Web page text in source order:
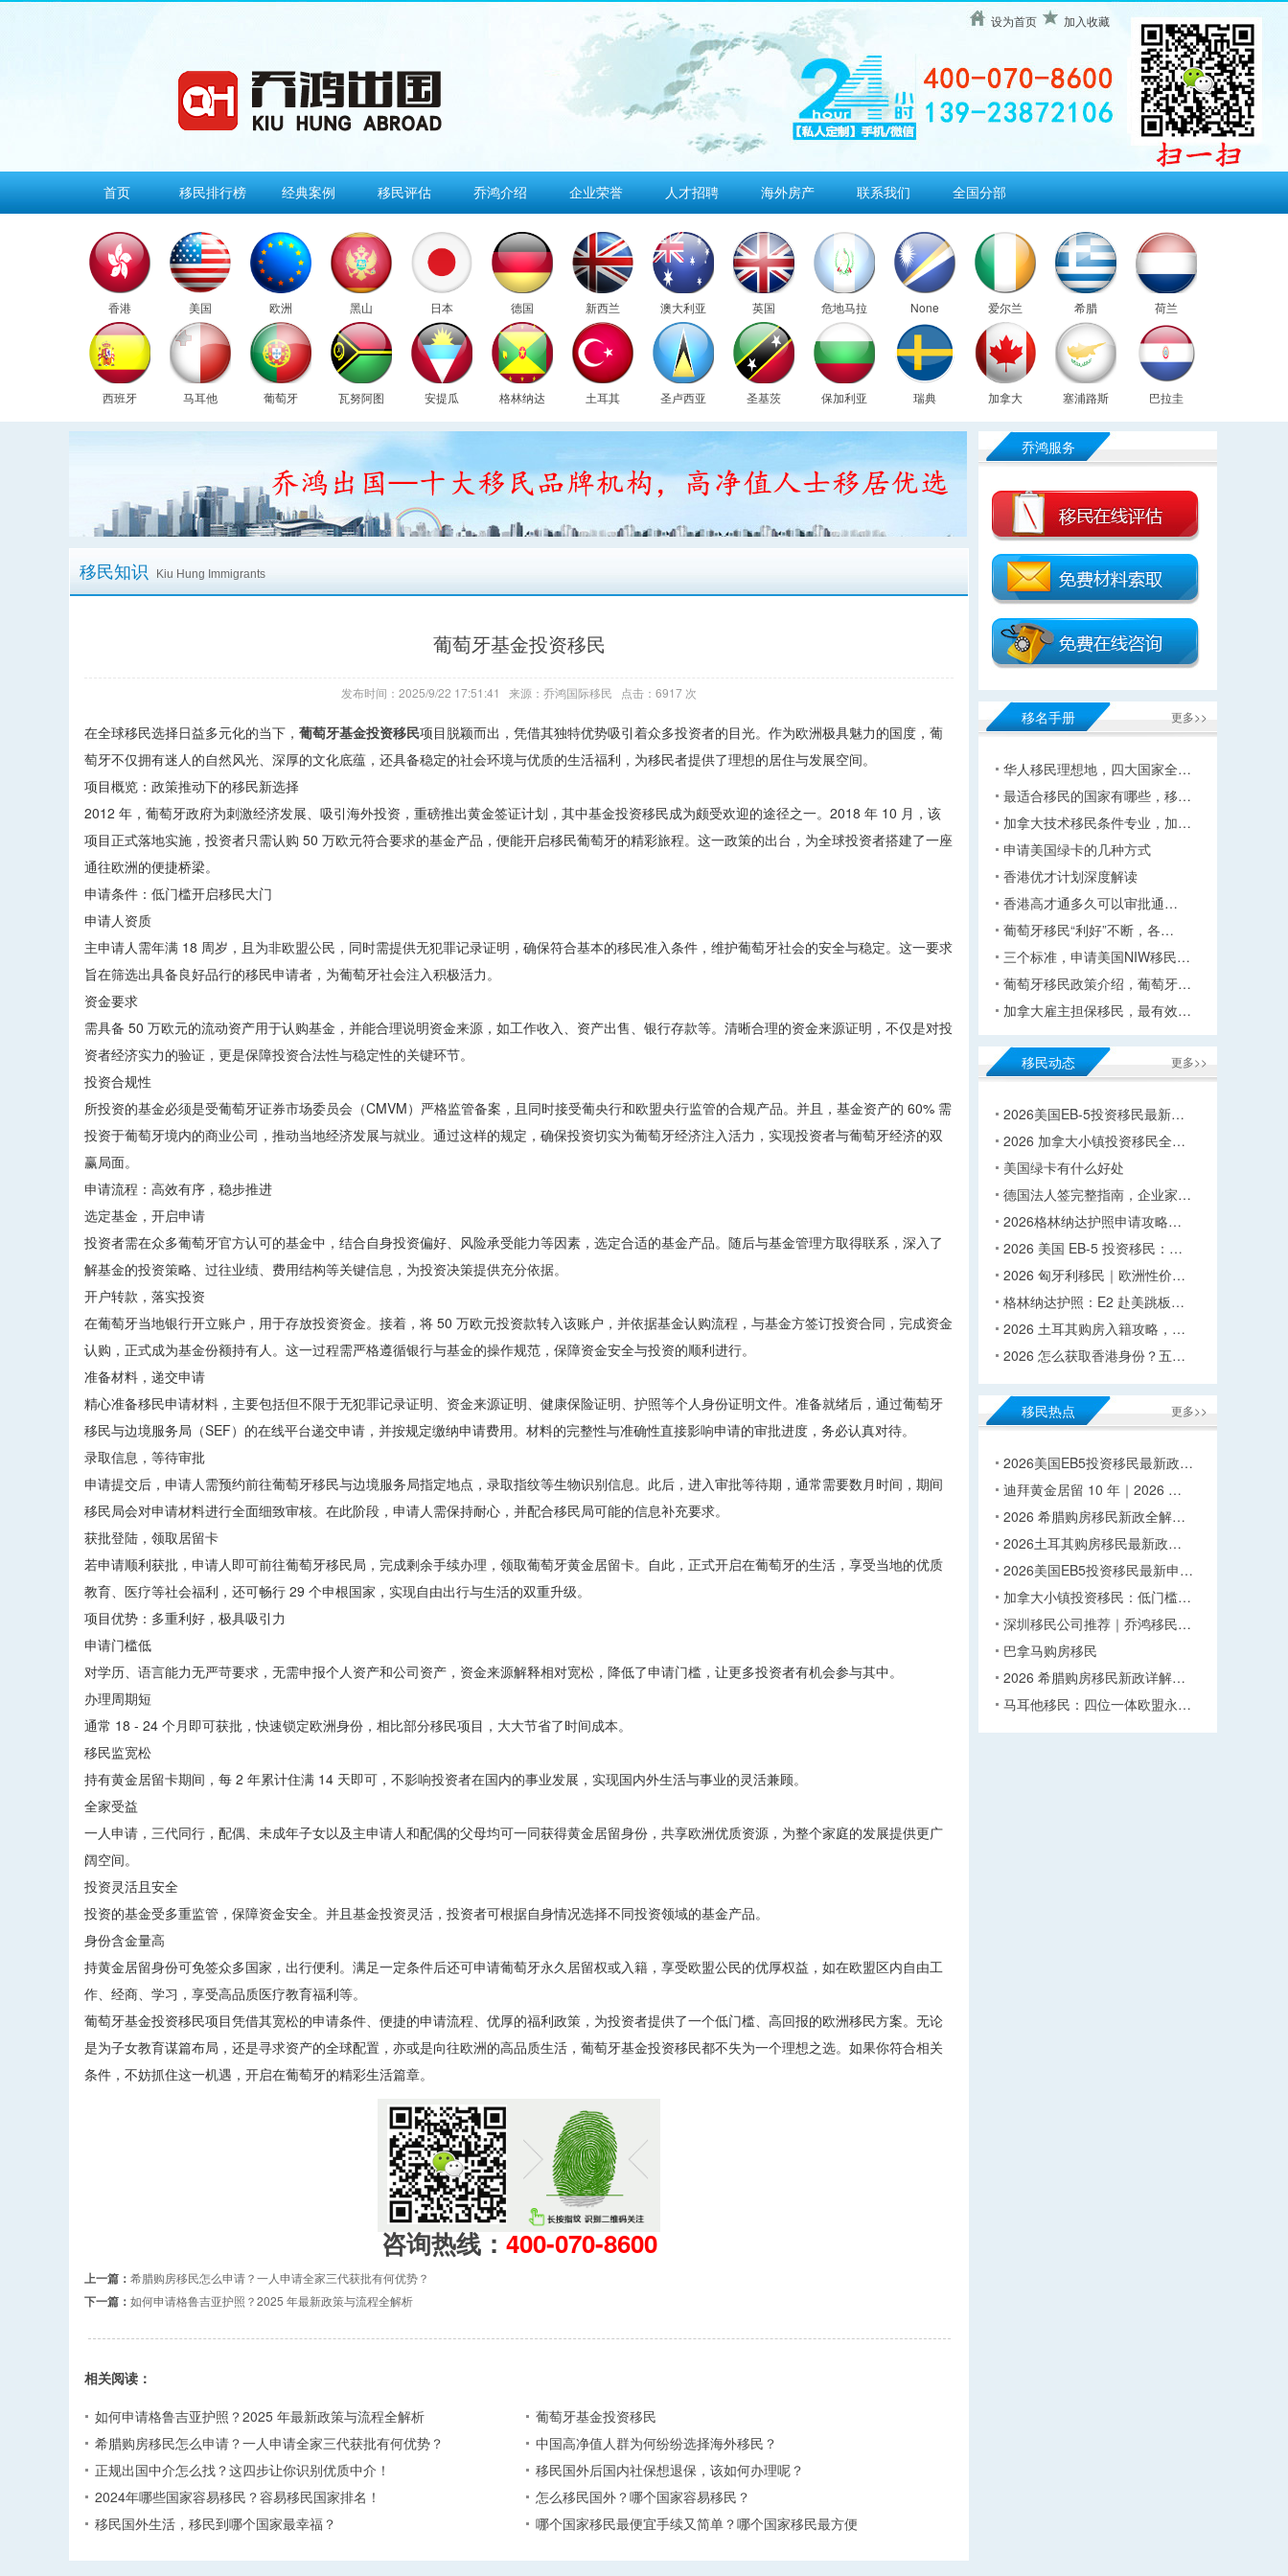
设为首页 加入收藏
首页 移民排行榜 经典案例 移民评估 乔鸿介绍 企业荣誉 人才招聘 海外房产 联系我们 全国分部
香港 美国 欧洲 黑山 日本 德国 新西兰 澳大利亚 英国 危地马拉 None 爱尔兰 希腊 荷兰
西班牙 马耳他 葡萄牙 瓦努阿图 安提瓜 格林纳达 土耳其 圣卢西亚 圣基茨 保加利亚 瑞典 加拿大 塞浦路斯 巴拉圭
移民知识 Kiu Hung Immigrants
葡萄牙基金投资移民
发布时间：2025/9/22 17:51:41 来源：乔鸿国际移民 点击：6917 次
在全球移民选择日益多元化的当下， 葡萄牙基金投资移民项目脱颖而出，凭借其独特优势吸引着众多投资者的目光。作为欧洲极具魅力的国度，葡
萄牙不仅拥有迷人的自然风光、深厚的文化底蕴，还具备稳定的社会环境与优质的生活福利，为移民者提供了理想的居住与发展空间。
项目概览：政策推动下的移民新选择
2012 年，葡萄牙政府为刺激经济发展、吸引海外投资，重磅推出黄金签证计划，其中基金投资移民成为颇受欢迎的途径之一。2018 年 10 月，该
项目正式落地实施，投资者只需认购 50 万欧元符合要求的基金产品，便能开启移民葡萄牙的精彩旅程。这一政策的出台，为全球投资者搭建了一座
通往欧洲的便捷桥梁。
申请条件：低门槛开启移民大门
申请人资质
主申请人需年满 18 周岁，且为非欧盟公民，同时需提供无犯罪记录证明，确保符合基本的移民准入条件，维护葡萄牙社会的安全与稳定。这一要求
旨在筛选出具备良好品行的移民申请者，为葡萄牙社会注入积极活力。
资金要求
需具备 50 万欧元的流动资产用于认购基金，并能合理说明资金来源，如工作收入、资产出售、银行存款等。清晰合理的资金来源证明，不仅是对投
资者经济实力的验证，更是保障投资合法性与稳定性的关键环节。
投资合规性
所投资的基金必须是受葡萄牙证券市场委员会（CMVM）严格监管备案，且同时接受葡央行和欧盟央行监管的合规产品。并且，基金资产的 60% 需
投资于葡萄牙境内的商业公司，推动当地经济发展与就业。通过这样的规定，确保投资切实为葡萄牙经济注入活力，实现投资者与葡萄牙经济的双
赢局面。
申请流程：高效有序，稳步推进
选定基金，开启申请
投资者需在众多葡萄牙官方认可的基金中，结合自身投资偏好、风险承受能力等因素，选定合适的基金产品。随后与基金管理方取得联系，深入了
解基金的投资策略、过往业绩、费用结构等关键信息，为投资决策提供充分依据。
开户转款，落实投资
在葡萄牙当地银行开立账户，用于存放投资资金。接着，将 50 万欧元投资款转入该账户，并依据基金认购流程，与基金方签订投资合同，完成资金
认购，正式成为基金份额持有人。这一过程需严格遵循银行与基金的操作规范，保障资金安全与投资的顺利进行。
准备材料，递交申请
精心准备移民申请材料，主要包括但不限于无犯罪记录证明、资金来源证明、健康保险证明、护照等个人身份证明文件。准备就绪后，通过葡萄牙
移民与边境服务局（SEF）的在线平台递交申请，并按规定缴纳申请费用。材料的完整性与准确性直接影响申请的审批进度，务必认真对待。
录取信息，等待审批
申请提交后，申请人需预约前往葡萄牙移民与边境服务局指定地点，录取指纹等生物识别信息。此后，进入审批等待期，通常需要数月时间，期间
移民局会对申请材料进行全面细致审核。在此阶段，申请人需保持耐心，并配合移民局可能的信息补充要求。
获批登陆，领取居留卡
若申请顺利获批，申请人即可前往葡萄牙移民局，完成剩余手续办理，领取葡萄牙黄金居留卡。自此，正式开启在葡萄牙的生活，享受当地的优质
教育、医疗等社会福利，还可畅行 29 个申根国家，实现自由出行与生活的双重升级。
项目优势：多重利好，极具吸引力
申请门槛低
对学历、语言能力无严苛要求，无需申报个人资产和公司资产，资金来源解释相对宽松，降低了申请门槛，让更多投资者有机会参与其中。
办理周期短
通常 18 - 24 个月即可获批，快速锁定欧洲身份，相比部分移民项目，大大节省了时间成本。
移民监宽松
持有黄金居留卡期间，每 2 年累计住满 14 天即可，不影响投资者在国内的事业发展，实现国内外生活与事业的灵活兼顾。
全家受益
一人申请，三代同行，配偶、未成年子女以及主申请人和配偶的父母均可一同获得黄金居留身份，共享欧洲优质资源，为整个家庭的发展提供更广
阔空间。
投资灵活且安全
投资的基金受多重监管，保障资金安全。并且基金投资灵活，投资者可根据自身情况选择不同投资领域的基金产品。
身份含金量高
持黄金居留身份可免签众多国家，出行便利。满足一定条件后还可申请葡萄牙永久居留权或入籍，享受欧盟公民的优厚权益，如在欧盟区内自由工
作、经商、学习，享受高品质医疗教育福利等。
葡萄牙基金投资移民项目凭借其宽松的申请条件、便捷的申请流程、优厚的福利政策，为投资者提供了一个低门槛、高回报的欧洲移民方案。无论
是为子女教育谋篇布局，还是寻求资产的全球配置，亦或是向往欧洲的高品质生活，葡萄牙基金投资移民都不失为一个理想之选。如果你符合相关
条件，不妨抓住这一机遇，开启在葡萄牙的精彩生活篇章。 ​
咨询热线： 400-070-8600
上一篇： 希腊购房移民怎么申请？一人申请全家三代获批有何优势？​
下一篇： 如何申请格鲁吉亚护照？2025 年最新政策与流程全解析​
相关阅读：
如何申请格鲁吉亚护照？2025 年最新政策与流程全解析​
葡萄牙基金投资移民
希腊购房移民怎么申请？一人申请全家三代获批有何优势？​
中国高净值人群为何纷纷选择海外移民？
正规出国中介怎么找？这四步让你识别优质中介！
移民国外后国内社保想退保，该如何办理呢？
2024年哪些国家容易移民？容易移民国家排名！
怎么移民国外？哪个国家容易移民？
移民国外生活，移民到哪个国家最幸福？
哪个国家移民最便宜手续又简单？哪个国家移民最方便
乔鸿服务
更多>>
移名手册
华人移民理想地，四大国家全…
最适合移民的国家有哪些，移…
加拿大技术移民条件专业，加…
申请美国绿卡的几种方式
香港优才计划深度解读
香港高才通多久可以审批通…
葡萄牙移民“利好”不断，各…
三个标准，申请美国NIW移民…
葡萄牙移民政策介绍，葡萄牙…
加拿大雇主担保移民，最有效…
更多>>
移民动态
2026美国EB-5投资移民最新…
2026 加拿大小镇投资移民全…
美国绿卡有什么好处
德国法人签完整指南，企业家…
2026格林纳达护照申请攻略…
2026 美国 EB-5 投资移民：…
2026 匈牙利移民｜欧洲性价…
格林纳达护照：E2 赴美跳板…
2026 土耳其购房入籍攻略，…
2026 怎么获取香港身份？五…
更多>>
移民热点
2026美国EB5投资移民最新政…
迪拜黄金居留 10 年｜2026 …
2026 希腊购房移民新政全解…
2026土耳其购房移民最新政…
2026美国EB5投资移民最新申…
加拿大小镇投资移民：低门槛…
深圳移民公司推荐｜乔鸿移民…
巴拿马购房移民
2026 希腊购房移民新政详解…
马耳他移民：四位一体欧盟永…